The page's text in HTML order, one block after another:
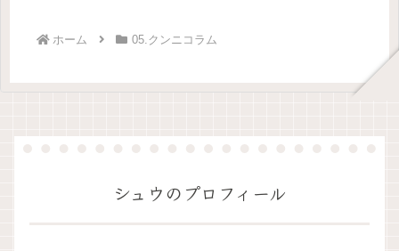
ホーム 05.クンニコラム
シュウのプロフィール